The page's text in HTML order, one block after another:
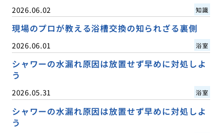
2026.06.02 知識
現場のプロが教える浴槽交換の知られざる裏側
2026.06.01 浴室
シャワーの水漏れ原因は放置せず早めに対処しよ
う
2026.05.31 浴室
シャワーの水漏れ原因は放置せず早めに対処しよ
う